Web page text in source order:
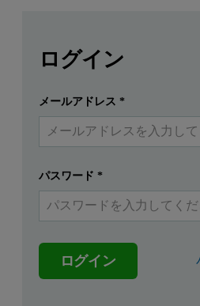
Introduction
When working with smaller-sized
Known examples of these
提出する すでにアカウント
ログイン
メールアドレス *
パスワード *
ログイン